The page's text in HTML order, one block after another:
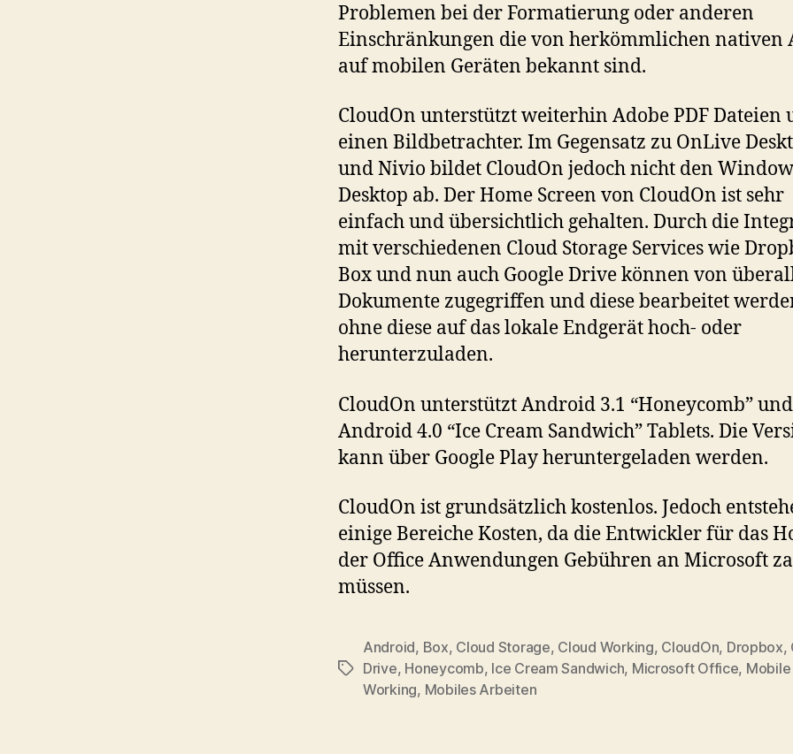
Problemen bei der Formatierung oder anderen
Einschränkungen die von herkömmlichen nativen
auf mobilen Geräten bekannt sind.
CloudOn unterstützt weiterhin Adobe PDF Dateien
einen Bildbetrachter. Im Gegensatz zu OnLive
und Nivio bildet CloudOn jedoch nicht den
Desktop ab. Der Home Screen von CloudOn ist sehr
einfach und übersichtlich gehalten. Durch die
mit verschiedenen Cloud Storage Services wie
Box und nun auch Google Drive können von
Dokumente zugegriffen und diese bearbeitet
ohne diese auf das lokale Endgerät hoch- oder
herunterzuladen.
CloudOn unterstützt Android 3.1 “Honeycomb” und
Android 4.0 “Ice Cream Sandwich” Tablets. Die
kann über Google Play heruntergeladen werden.
CloudOn ist grundsätzlich kostenlos. Jedoch
einige Bereiche Kosten, da die Entwickler für das
der Office Anwendungen Gebühren an Microsoft
müssen.
Tags
Android, Box, Cloud Storage, Cloud Working, CloudOn, Dropbox,
Drive, Honeycomb, Ice Cream Sandwich, Microsoft Office, Mobile
Working, Mobiles Arbeiten